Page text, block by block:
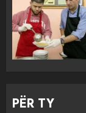
PËR TY
3